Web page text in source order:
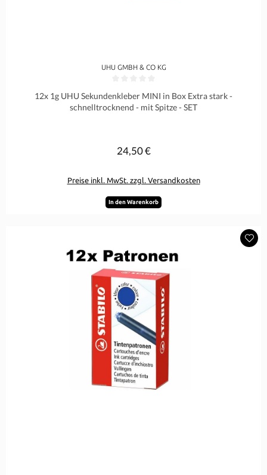
UHU GMBH & CO KG
12x 1g UHU Sekundenkleber MINI in Box Extra stark -
schnelltrocknend - mit Spitze - SET
Regulärer Preis:
24,50 €
Preise inkl. MwSt. zzgl. Versandkosten
In den Warenkorb